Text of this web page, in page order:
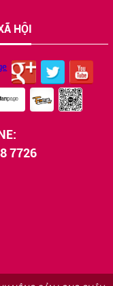
HỘI
7726